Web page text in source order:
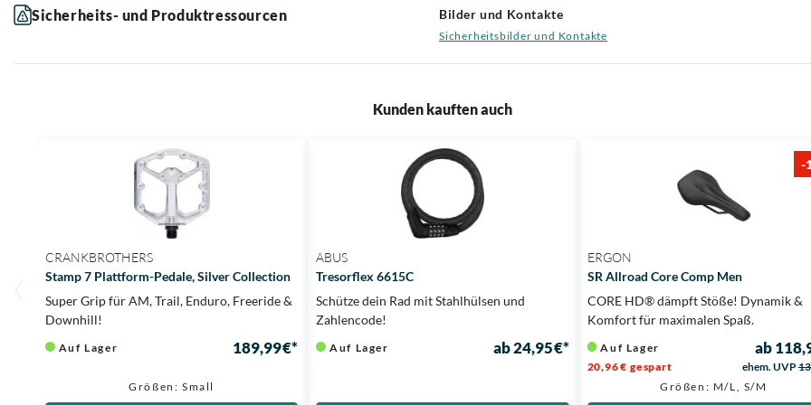
Sicherheits- und Produktressourcen Bilder und Kontakte
Sicherheitsbilder und Kontakte
Kunden kauften auch
CRANKBROTHERS
Stamp 7 Plattform-Pedale, Silver Collection
Super Grip für AM, Trail, Enduro, Freeride &
Downhill!
Auf Lager 189,99 €*
Größen: Small
ABUS
Tresorflex 6615C
Schütze dein Rad mit Stahlhülsen und
Zahlencode!
Auf Lager ab 24,95 €*
-
ERGON
SR Allroad Core Comp Men
CORE HD® dämpft Stöße! Dynamik &
Komfort für maximalen Spaß.
Auf Lager ab
20,96 € gespart ehem. UVP
Größen: M/L, S/M